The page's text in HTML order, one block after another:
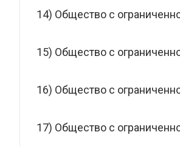
14) Общество с
15) Общество с
16) Общество с
17) Общество с